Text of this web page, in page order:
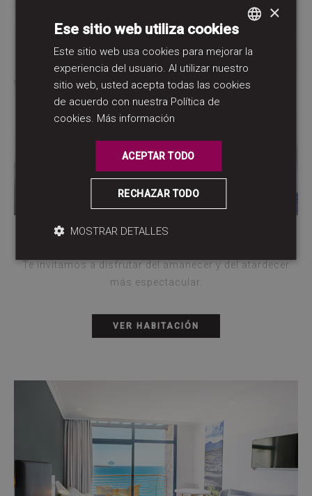
DOBLE SUPERIOR VISTA MAR
Te invitamos a disfrutar del amanecer y del atardecer
más espectacular.
VER HABITACIÓN
SPANISH
GERMAN
×
Ese sitio web utiliza cookies
Este sitio web usa cookies para mejorar la
experiencia del usuario. Al utilizar nuestro
sitio web, usted acepta todas las cookies
de acuerdo con nuestra Política de
cookies. Más información
ACEPTAR TODO
RECHAZAR TODO
MOSTRAR DETALLES